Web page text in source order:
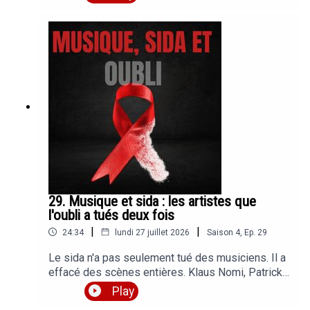
de pourquoi ce petit ange parti trop tôt nous a
RelaxMondotek - AliveMariusz Szwarc -
300425_REC78_VIP2Dim Chris - No SuckerYelle
- A Cause des GarçonsDim Chris - Sucker
29. Musique et sida : les artistes que
l'oubli a tués deux fois
24:34 | lundi 27 juillet 2026 | Saison 4, Ep. 29
Le sida n'a pas seulement tué des musiciens. Il a
effacé des scènes entières. Klaus Nomi, Patrick
Cowley, Arthur Russell, Sylvester... pourquoi ne
retient-on que Freddie Mercury ? Aujourd'hui on
Play